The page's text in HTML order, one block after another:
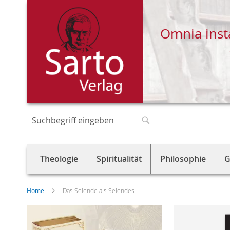
Direkt
zum
Omnia
Suche
Theologie Spiritualität Philosophie
Home Das Seiende als Seiendes